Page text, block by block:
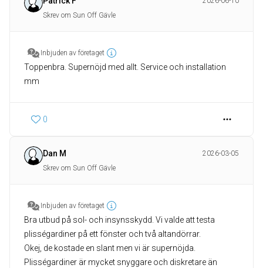
Skrev om Sun Off Gävle
Inbjuden av företaget
Toppenbra. Supernöjd med allt. Service och installation
mm
0
Dan M
2026-03-05
Skrev om Sun Off Gävle
Inbjuden av företaget
Bra utbud på sol- och insynsskydd. Vi valde att testa
plisségardiner på ett fönster och två altandörrar.
Okej, de kostade en slant men vi är supernöjda.
Plisségardiner är mycket snyggare och diskretare än